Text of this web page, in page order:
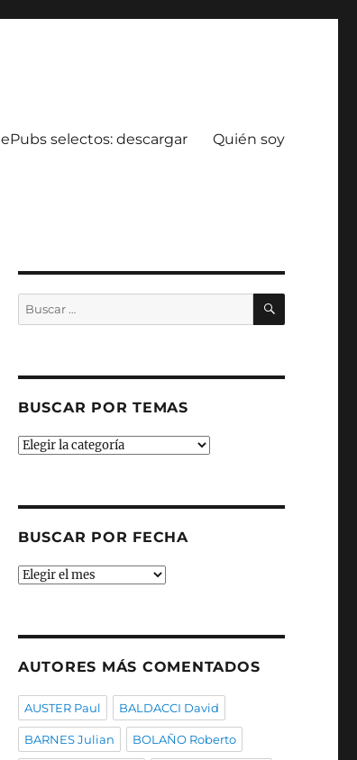
ePubs selectos: descargar Quién soy
Buscar
por:
BUSCAR
BUSCAR POR TEMAS
Buscar
BUSCAR POR FECHA
Buscar
AUTORES MÁS COMENTADOS
AUSTER Paul BALDACCI David
BARNES Julian BOLAÑO Roberto